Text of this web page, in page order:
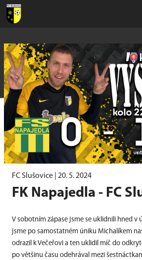
FC Slušovice | 20. 5. 2024
FK Napajedla - FC
V sobotním zápase jsme se uklidnili hned v
jsme po samostatném úniku Michalíkem
odrazil k Večeřovi a ten uklidil míč do
po většinu času odehrával mezi